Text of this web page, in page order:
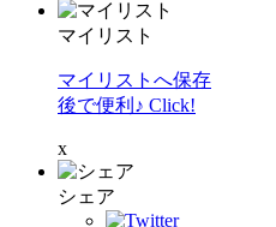
マイリスト
マイリストへ保存
後で便利♪ Click!
x
シェア